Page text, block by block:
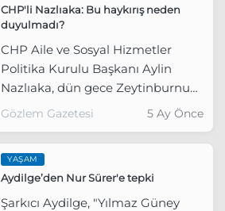
CHP'li Nazlıaka: Bu haykırış neden
duyulmadı?
CHP Aile ve Sosyal Hizmetler
Politika Kurulu Başkanı Aylin
Nazlıaka, dün gece Zeytinburnu
sahilinde bulunan anne ve kızının
Gözlem Gazetesi 5 Ay Önce
YAŞAM
Aydilge’den Nur Sürer'e tepki
Şarkıcı Aydilge, "Yılmaz Güney